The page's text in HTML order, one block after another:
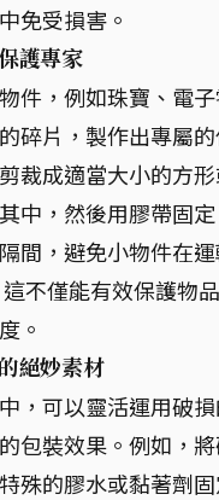
免受損害。
護專家
件，例如珠寶、電
碎片，製作出專屬
裁成適當大小的方
中，然後用膠帶固
間，避免小物件在
不僅能有效保護物
。
絕妙素材
，可以靈活運用破損
包裝效果。例如，
殊的膠水或黏著劑固